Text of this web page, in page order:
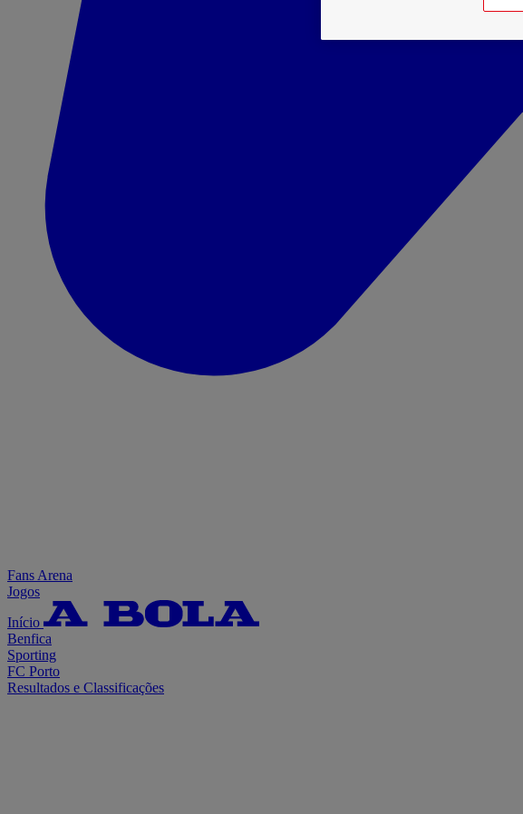
Fans Arena
Jogos
Início
Benfica
Sporting
FC Porto
Resultados e Classificações